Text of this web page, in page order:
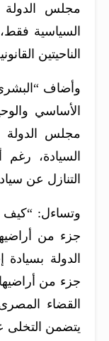
مجلس الدولة
السياسية
الناحيتين
وأضاف
الأساسي
مجلس الدولة
السيادة،
التنازل عن
وتساءل: “كيف
جزء من
الدولة
جزء من
القضاء
يتضمن التخلى